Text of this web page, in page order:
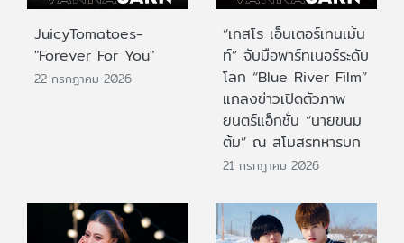
JuicyTomatoes-
"Forever For You"
22 กรกฎาคม 2026
“เกสโร เอ็นเตอร์เทนเม้น
ท์” จับมือพาร์ทเนอร์ระดับ
โลก “Blue River Film”
แถลงข่าวเปิดตัวภาพ
ยนตร์แอ็กชั่น “นายขนม
ต้ม” ณ สโมสรทหารบก
21 กรกฎาคม 2026